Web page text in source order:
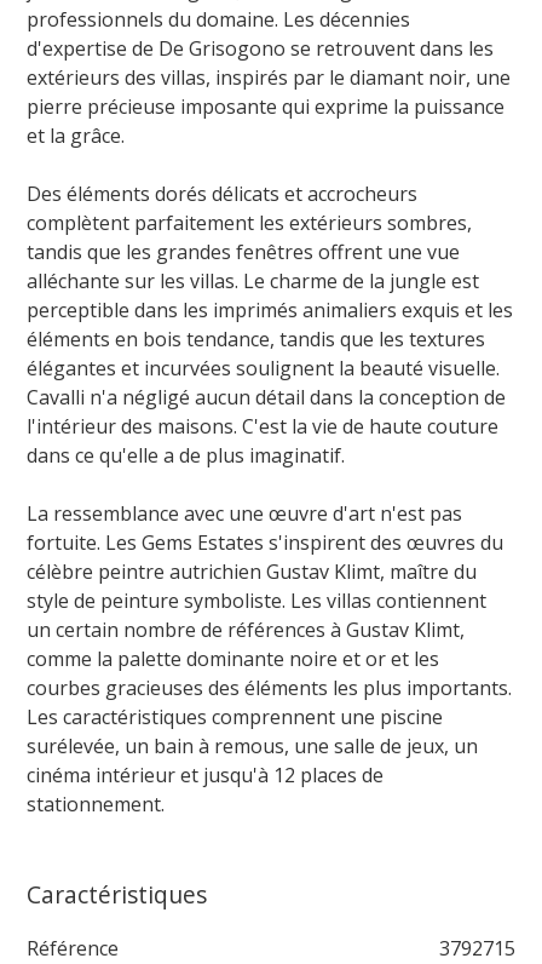
professionnels du domaine. Les décennies
d'expertise de De Grisogono se retrouvent dans les
extérieurs des villas, inspirés par le diamant noir, une
pierre précieuse imposante qui exprime la puissance
et la grâce.
Des éléments dorés délicats et accrocheurs
complètent parfaitement les extérieurs sombres,
tandis que les grandes fenêtres offrent une vue
alléchante sur les villas. Le charme de la jungle est
perceptible dans les imprimés animaliers exquis et les
éléments en bois tendance, tandis que les textures
élégantes et incurvées soulignent la beauté visuelle.
Cavalli n'a négligé aucun détail dans la conception de
l'intérieur des maisons. C'est la vie de haute couture
dans ce qu'elle a de plus imaginatif.
La ressemblance avec une œuvre d'art n'est pas
fortuite. Les Gems Estates s'inspirent des œuvres du
célèbre peintre autrichien Gustav Klimt, maître du
style de peinture symboliste. Les villas contiennent
un certain nombre de références à Gustav Klimt,
comme la palette dominante noire et or et les
courbes gracieuses des éléments les plus importants.
Les caractéristiques comprennent une piscine
surélevée, un bain à remous, une salle de jeux, un
cinéma intérieur et jusqu'à 12 places de
stationnement.
Caractéristiques
Référence 3792715